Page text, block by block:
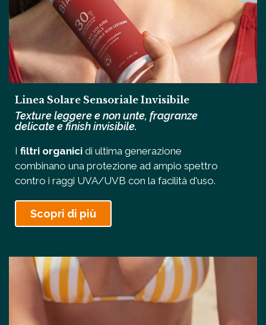
Linea Solare Sensoriale Invisibile
Texture leggere e non unte, fragranze
delicate e finish invisibile.
I filtri organici di ultima generazione
combinano una protezione ad ampio spettro
contro i raggi UVA/UVB con la facilità d'uso.
Scopri di più